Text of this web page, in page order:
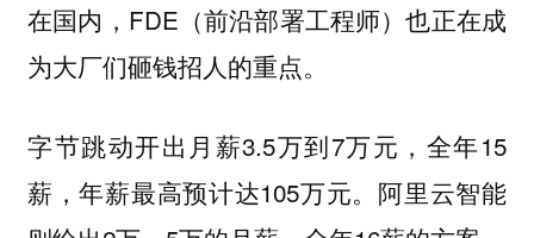
在国内，FDE（前沿部署工程师）也正在成
为大厂们砸钱招人的重点。
字节跳动开出月薪3.5万到7万元，全年15
薪，年薪最高预计达105万元。阿里云智能